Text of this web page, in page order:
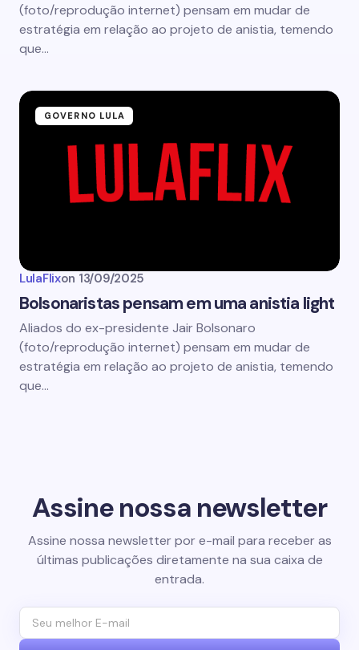
(foto/reprodução internet) pensam em mudar de
estratégia em relação ao projeto de anistia, temendo
que…
GOVERNO LULA
LulaFlixon 13/09/2025
Bolsonaristas pensam em uma anistia light
Aliados do ex-presidente Jair Bolsonaro
(foto/reprodução internet) pensam em mudar de
estratégia em relação ao projeto de anistia, temendo
que…
Assine nossa newsletter
Assine nossa newsletter por e-mail para receber as
últimas publicações diretamente na sua caixa de
entrada.